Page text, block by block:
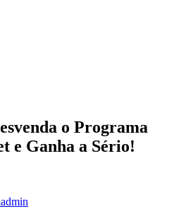
o Programa
e Ganha a Sério!